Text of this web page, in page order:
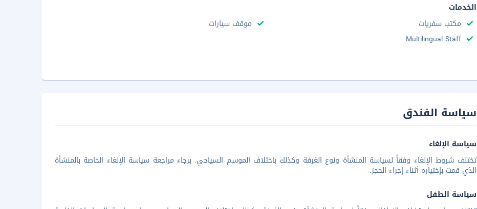
الخدمات
مكتب سفريات
موقف سيارات
Multilingual Staff
سياسة الفندق
سياسة الإلغاء
تختلف شروط الإلغاء وفقاً لسياسة المنشأة ونوع الغرفة وكذلك باختلاف الموسم السياحي. برجاء مراجعة سياسة الإلغاء الخاصة بالمنشأة
الذي قمت بإختياره أثناء إجراء الحجز.
سياسة الطفل